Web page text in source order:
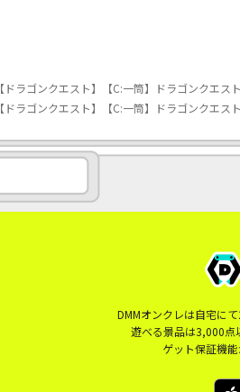
【ドラゴンクエスト】【C:一筒】ドラゴンクエ
【ドラゴンクエスト】【C:一筒】ドラゴンクエ
DMMオンクレは自宅に
遊べる景品は3,000点
ゲット保証機